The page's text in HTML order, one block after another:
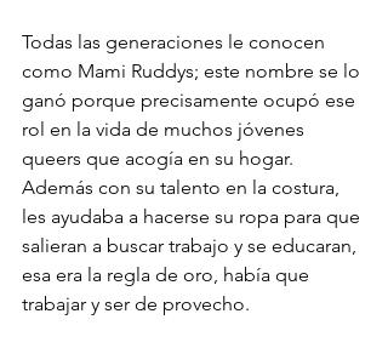
Todas las generaciones le conocen
como Mami Ruddys; este nombre se lo
ganó porque precisamente ocupó ese
rol en la vida de muchos jóvenes
queers que acogía en su hogar.
Además con su talento en la costura,
les ayudaba a hacerse su ropa para que
salieran a buscar trabajo y se educaran,
esa era la regla de oro, había que
trabajar y ser de provecho.